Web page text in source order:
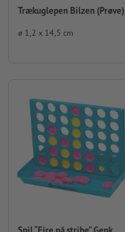
Trækuglepen Bilzen (Prøve)
⌀ 1,2 x 14,5 cm